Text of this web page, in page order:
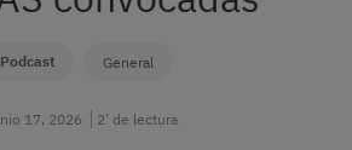
Podcast General
17, 2026 2’ de lectura